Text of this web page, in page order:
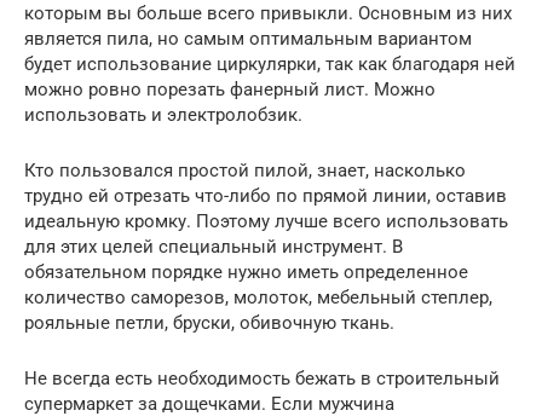
которым вы больше всего привыкли. Основным из них
является пила, но самым оптимальным вариантом
будет использование циркулярки, так как благодаря ней
можно ровно порезать фанерный лист. Можно
использовать и электролобзик.
Кто пользовался простой пилой, знает, насколько
трудно ей отрезать что-либо по прямой линии, оставив
идеальную кромку. Поэтому лучше всего использовать
для этих целей специальный инструмент. В
обязательном порядке нужно иметь определенное
количество саморезов, молоток, мебельный степлер,
рояльные петли, бруски, обивочную ткань.
Не всегда есть необходимость бежать в строительный
супермаркет за дощечками. Если мужчина